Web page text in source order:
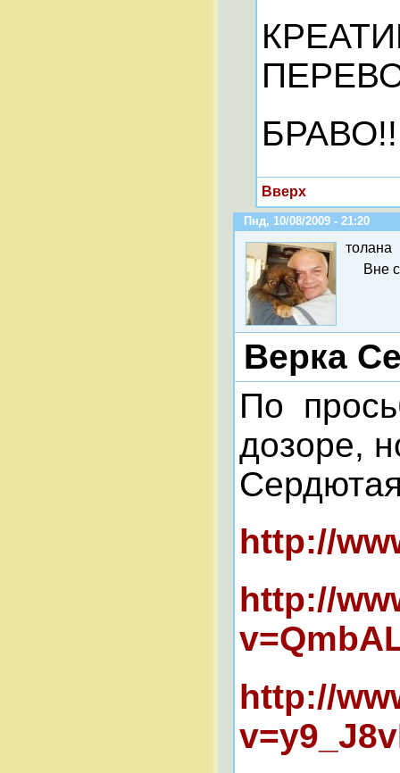
Вверх
Пнд, 10/08/2009 - 21:20
толана
Вне
Верка
По
дозоре,
http://
http://
http://